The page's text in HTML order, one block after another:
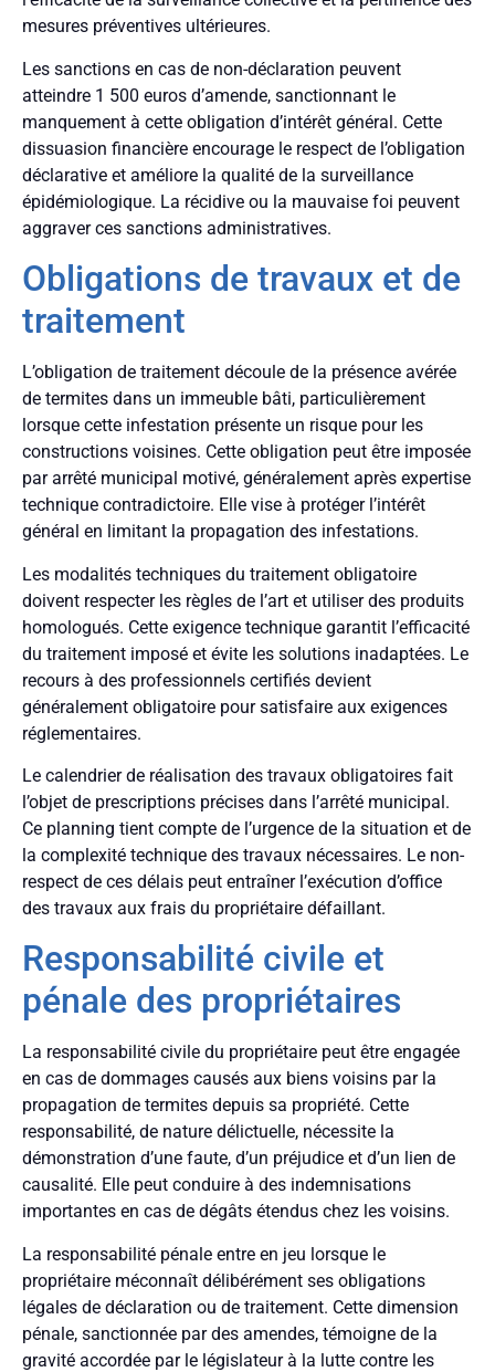
mesures préventives ultérieures.
Les sanctions en cas de non-déclaration peuvent
atteindre 1 500 euros d’amende, sanctionnant le
manquement à cette obligation d’intérêt général. Cette
dissuasion financière encourage le respect de l’obligation
déclarative et améliore la qualité de la surveillance
épidémiologique. La récidive ou la mauvaise foi peuvent
aggraver ces sanctions administratives.
Obligations de travaux et de
traitement
L’obligation de traitement découle de la présence avérée
de termites dans un immeuble bâti, particulièrement
lorsque cette infestation présente un risque pour les
constructions voisines. Cette obligation peut être imposée
par arrêté municipal motivé, généralement après expertise
technique contradictoire. Elle vise à protéger l’intérêt
général en limitant la propagation des infestations.
Les modalités techniques du traitement obligatoire
doivent respecter les règles de l’art et utiliser des produits
homologués. Cette exigence technique garantit l’efficacité
du traitement imposé et évite les solutions inadaptées. Le
recours à des professionnels certifiés devient
généralement obligatoire pour satisfaire aux exigences
réglementaires.
Le calendrier de réalisation des travaux obligatoires fait
l’objet de prescriptions précises dans l’arrêté municipal.
Ce planning tient compte de l’urgence de la situation et de
la complexité technique des travaux nécessaires. Le non-
respect de ces délais peut entraîner l’exécution d’office
des travaux aux frais du propriétaire défaillant.
Responsabilité civile et
pénale des propriétaires
La responsabilité civile du propriétaire peut être engagée
en cas de dommages causés aux biens voisins par la
propagation de termites depuis sa propriété. Cette
responsabilité, de nature délictuelle, nécessite la
démonstration d’une faute, d’un préjudice et d’un lien de
causalité. Elle peut conduire à des indemnisations
importantes en cas de dégâts étendus chez les voisins.
La responsabilité pénale entre en jeu lorsque le
propriétaire méconnaît délibérément ses obligations
légales de déclaration ou de traitement. Cette dimension
pénale, sanctionnée par des amendes, témoigne de la
gravité accordée par le législateur à la lutte contre les